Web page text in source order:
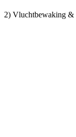
2) Vluchtbewaking &